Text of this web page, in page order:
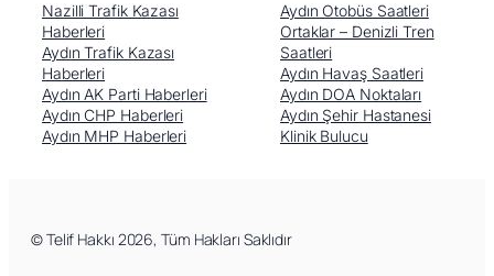
Facebook X (Twitter)
Nazilli Trafik Kazası
Haberleri
Aydın Trafik Kazası
Haberleri
Aydın AK Parti Haberleri
Aydın CHP Haberleri
Aydın MHP Haberleri
Aydın Otobüs Saatleri
Ortaklar – Denizli Tren
Saatleri
Aydın Havaş Saatleri
Aydın DOA Noktaları
Aydın Şehir Hastanesi
Klinik Bulucu
© Telif Hakkı 2026, Tüm Hakları Saklıdır